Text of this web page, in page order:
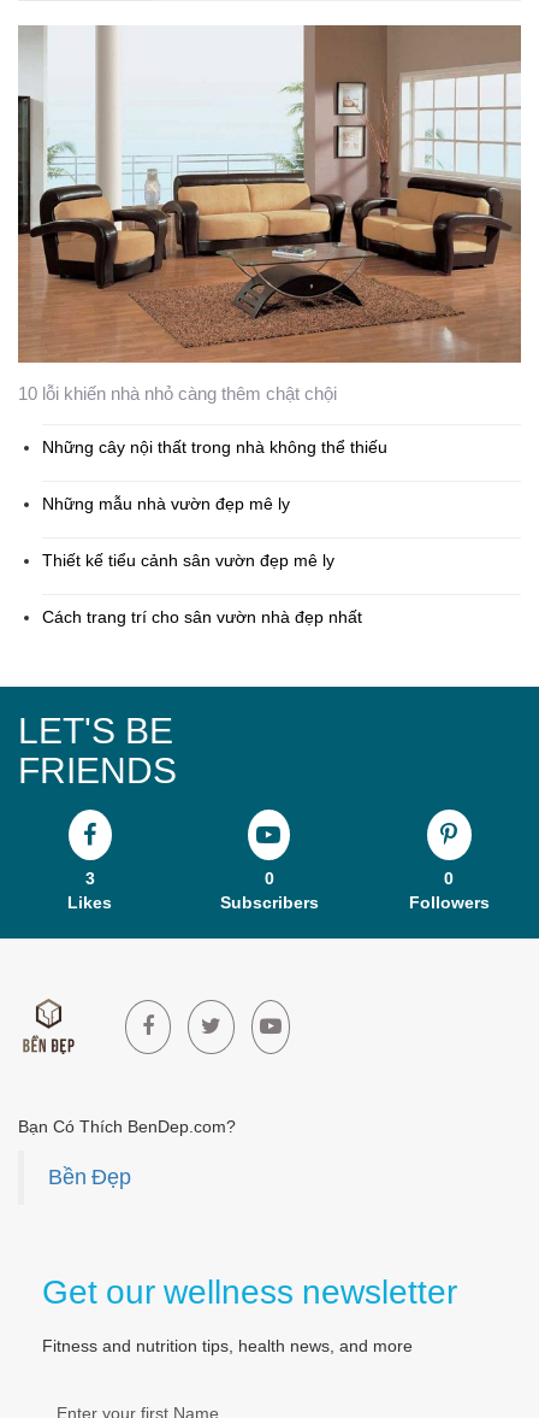
10 lỗi khiến nhà nhỏ càng thêm chật chội
Những cây nội thất trong nhà không thể thiếu
Những mẫu nhà vườn đẹp mê ly
Thiết kế tiểu cảnh sân vườn đẹp mê ly
Cách trang trí cho sân vườn nhà đẹp nhất
LET'S BE
FRIENDS
3
Likes
0
Subscribers
0
Followers
Bạn Có Thích BenDep.com?
Bền Đẹp
Get our wellness newsletter
Fitness and nutrition tips, health news, and more